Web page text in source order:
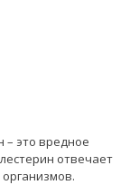
– это вредное
отвечает